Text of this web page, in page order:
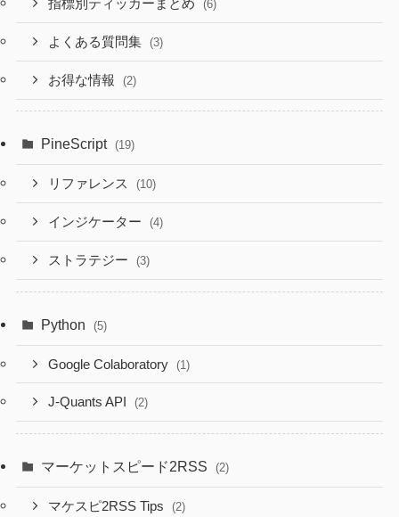
指標別ティッカーまとめ (6)
よくある質問集 (3)
お得な情報 (2)
PineScript (19)
リファレンス (10)
インジケーター (4)
ストラテジー (3)
Python (5)
Google Colaboratory (1)
J-Quants API (2)
マーケットスピード2RSS (2)
マケスピ2RSS Tips (2)